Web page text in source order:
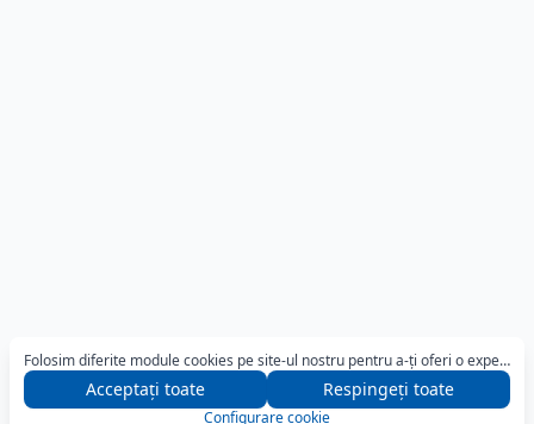
Folosim diferite module cookies pe site-ul nostru pentru a-ți oferi o experiență optimă de navigare. Pentru mai multe detalii, apasă butonul „Configurare".
Acceptați toate Respingeți toate
Configurare cookie